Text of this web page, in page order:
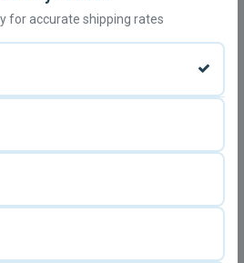
Ρολόι χειρός Longines
for accurate shipping rates